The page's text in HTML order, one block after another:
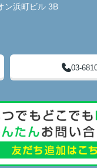
ン浜町ビル 3B
03-